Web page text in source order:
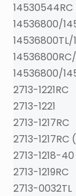
14530544RC
14536800/
14536800/
2713-1221RC
2713-1221
2713-1217RC
2713-1217RC
2713-1218-40
2713-1219RC
2713-0032TL